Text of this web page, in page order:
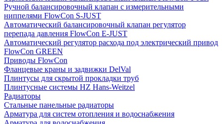
Ручной балансировочный клапан с измерительными
ниппелями FlowСon S-JUST
Автоматический балансировочный клапан регулятор
перепада давления FlowСon E-JUST
Автоматический регулятор расхода под электрический привод
FlowСon GREEN
Приводы FlowCon
Фланцевые краны и задвижки DelVal
Плинтусы для скрытой прокладки труб
Плинтусные системы HZ Hans-Weitzel
Радиаторы
Стальные панельные радиаторы
Арматура для систем отопления и водоснабжения